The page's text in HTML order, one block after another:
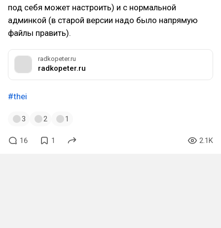
под себя может настроить) и с нормальной
админкой (в старой версии надо было напрямую
файлы править).
radkopeter.ru
radkopeter.ru
#thei
3 2 1
16 1 2.1K